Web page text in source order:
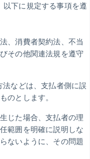
下に規定する事項を遵
、消費者契約法、不当
その他関連法規を遵守
などは、支払者側に誤
のとします。
じた場合、支払者の理
範囲を明確に説明しな
ないように、その問題